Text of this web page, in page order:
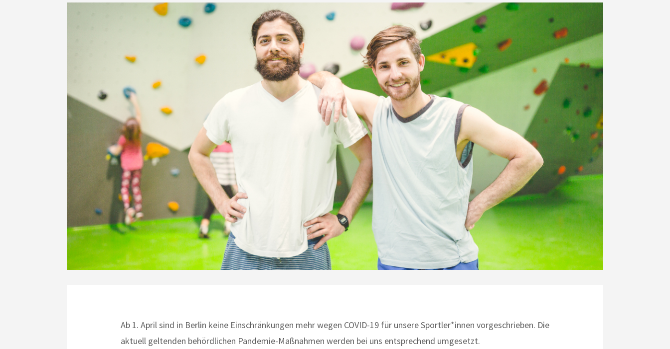
Ab 1. April sind in Berlin keine Einschränkungen mehr wegen COVID-19 für unsere Sportler*innen vorgeschrieben. Die
aktuell geltenden behördlichen Pandemie-Maßnahmen werden bei uns entsprechend umgesetzt.